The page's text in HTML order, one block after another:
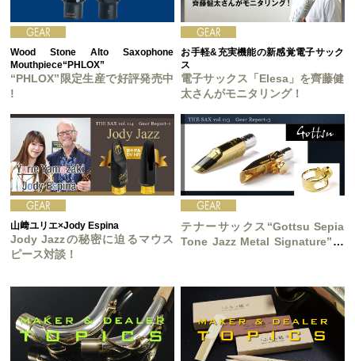
Wood Stone Alto Saxophone
Mouthpiece“PHLOX”
“PHLOX”限定生産で好評発売中
!
お手軽&充実機能の新感覚電子サック
ス
電子サックス「Elesa」を齊藤健
太さんがモニタリング！
山﨑ユリエ×Jody Espina
Jody Jazzの秘密に迫るマウス
ピース対談！
テナーサックス“Gottsu Sepia
Tone Jazz Metal Signature”誕